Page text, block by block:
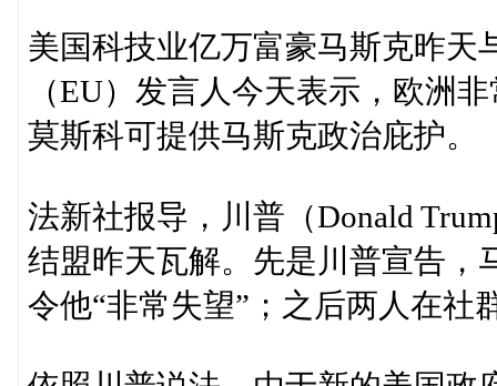
美国科技业亿万富豪马斯克昨天
（EU）发言人今天表示，欧洲
莫斯科可提供马斯克政治庇护。
法新社报导，川普（Donald
结盟昨天瓦解。先是川普宣告，
令他“非常失望”；之后两人在社